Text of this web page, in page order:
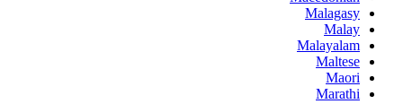
Malagasy
Malay
Malayalam
Maltese
Maori
Marathi